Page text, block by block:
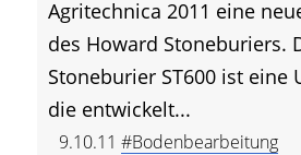
Agritechnica 2011 eine
des Howard Stoneburiers.
Stoneburier ST600 ist eine
die entwickelt...
9.10.11 #Bodenbearbeitung